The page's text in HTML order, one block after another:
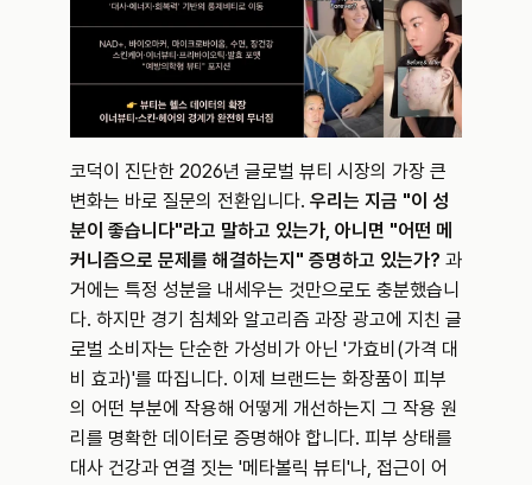
코덕이 진단한 2026년 글로벌 뷰티 시장의 가장 큰
변화는 바로 질문의 전환입니다. 우리는 지금 "이 성
분이 좋습니다"라고 말하고 있는가, 아니면 "어떤 메
커니즘으로 문제를 해결하는지" 증명하고 있는가? 과
거에는 특정 성분을 내세우는 것만으로도 충분했습니
다. 하지만 경기 침체와 알고리즘 과장 광고에 지친 글
로벌 소비자는 단순한 가성비가 아닌 '가효비(가격 대
비 효과)'를 따집니다. 이제 브랜드는 화장품이 피부
의 어떤 부분에 작용해 어떻게 개선하는지 그 작용 원
리를 명확한 데이터로 증명해야 합니다. 피부 상태를
대사 건강과 연결 짓는 '메타볼릭 뷰티'나, 접근이 어